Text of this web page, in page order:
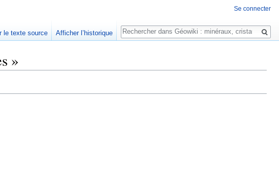
»
Se connecter
le texte source Afficher l’historique
Rechercher